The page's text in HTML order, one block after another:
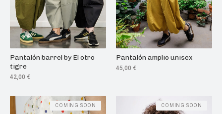
Pantalón barrel by El otro
tigre
42,00 €
Pantalón amplio unisex
45,00 €
COMING SOON COMING SOON